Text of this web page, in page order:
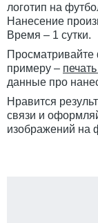
логотип на
Нанесение
Время – 1 сутки.
примеру –
данные про
Нравится
связи и
изображений на